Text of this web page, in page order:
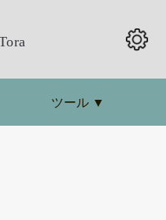
ツール ▼